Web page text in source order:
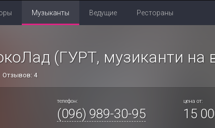
Музыканты Ведущие Рестораны
(ГУРТ, музиканти на
4
телефон:
(096) 989-30-95
цена от:
15